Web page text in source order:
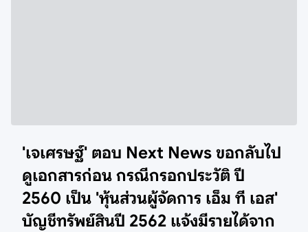
'เจเศรษฐ์' ตอบ Next News ขอกลับไป
ดูเอกสารก่อน กรณีกรอกประวัติ ปี
2560 เป็น 'หุ้นส่วนผู้จัดการ เอ็ม ที เอส'
บัญชีทรัพย์สินปี 2562 แจ้งมีรายได้จาก